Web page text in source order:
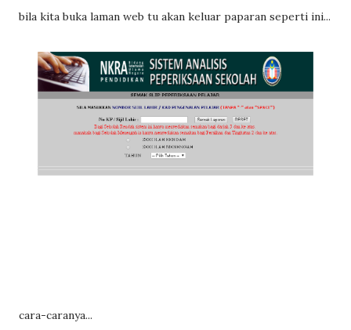
bila kita buka laman web tu akan keluar paparan seperti ini...
cara-caranya...